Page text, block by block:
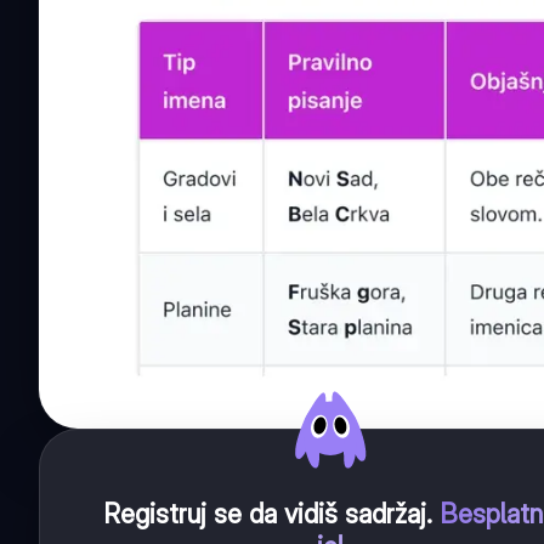
Registruj se da vidiš sadržaj.